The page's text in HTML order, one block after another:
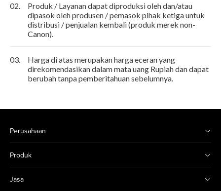
02.
Produk / Layanan dapat diproduksi oleh dan/atau
dipasok oleh produsen / pemasok pihak ketiga untuk
distribusi / penjualan kembali (produk merek non-
Canon).
03.
Harga di atas merupakan harga eceran yang
direkomendasikan dalam mata uang Rupiah dan dapat
berubah tanpa pemberitahuan sebelumnya.
Perusahaan
Produk
Jasa